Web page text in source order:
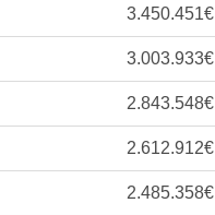
3.450.451€
3.003.933€
2.843.548€
2.612.912€
2.485.358€